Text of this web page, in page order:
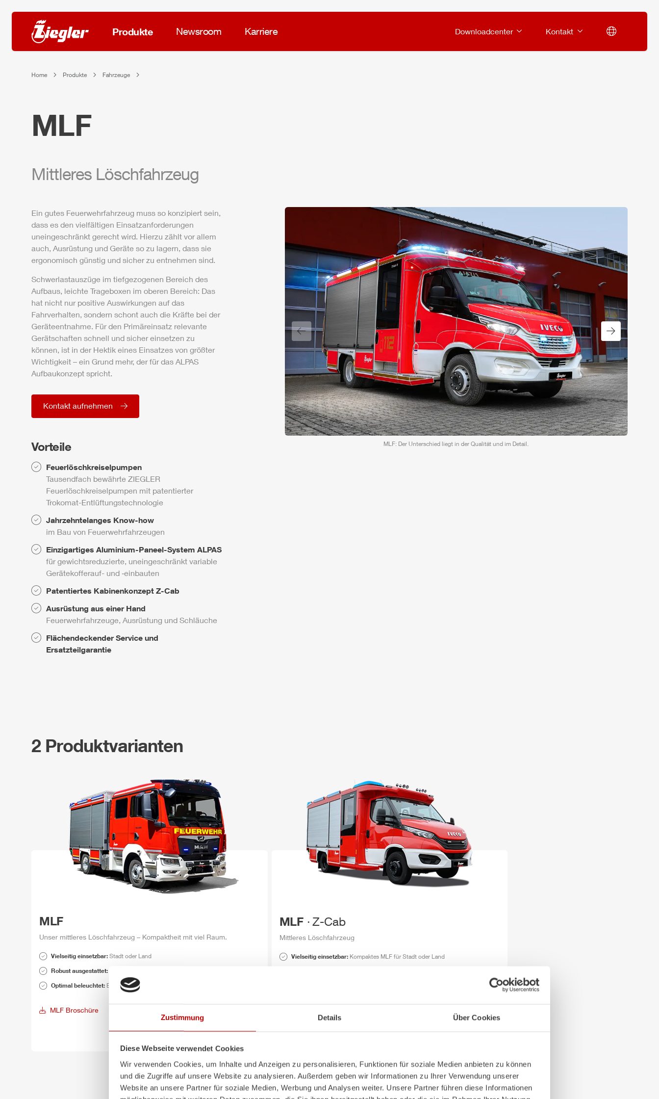
Zustimmung Details Über Cookies
Diese Webseite verwendet Cookies
Wir verwenden Cookies, um Inhalte und Anzeigen zu personalisieren, Funktionen für soziale Medien anbieten zu können
und die Zugriffe auf unsere Website zu analysieren. Außerdem geben wir Informationen zu Ihrer Verwendung unserer
Website an unsere Partner für soziale Medien, Werbung und Analysen weiter. Unsere Partner führen diese Informationen
Produkte Newsroom Karriere Downloadcenter Kontakt
Home Produkte Fahrzeuge
MLF
Mittleres Löschfahrzeug
Ein gutes Feuerwehrfahrzeug muss so konzipiert sein,
dass es den vielfältigen Einsatzanforderungen
uneingeschränkt gerecht wird. Hierzu zählt vor allem
auch, Ausrüstung und Geräte so zu lagern, dass sie
ergonomisch günstig und sicher zu entnehmen sind.
Schwerlastauszüge im tiefgezogenen Bereich des
Aufbaus, leichte Trageboxen im oberen Bereich: Das
hat nicht nur positive Auswirkungen auf das
Fahrverhalten, sondern schont auch die Kräfte bei der
Geräteentnahme. Für den Primäreinsatz relevante
Gerätschaften schnell und sicher einsetzen zu
können, ist in der Hektik eines Einsatzes von größter
Wichtigkeit – ein Grund mehr, der für das ALPAS
Aufbaukonzept spricht.
Kontakt aufnehmen
Vorteile
Feuerlöschkreiselpumpen
Tausendfach bewährte ZIEGLER
Feuerlöschkreiselpumpen mit patentierter
Trokomat-Entlüftungstechnologie
Jahrzehntelanges Know-how
im Bau von Feuerwehrfahrzeugen
Einzigartiges Aluminium-Paneel-System ALPAS
für gewichtsreduzierte, uneingeschränkt variable
Gerätekofferauf- und ‑einbauten
Patentiertes Kabinenkonzept Z-Cab
Ausrüstung aus einer Hand
Feuerwehrfahrzeuge, Ausrüstung und Schläuche
Flächendeckender Service und
Ersatzteilgarantie
Nächster
Vorheriger Slide
MLF: Der Unterschied liegt in der Qualität und im Detail.
2 Produktvarianten
MLF
Unser mittleres Löschfahrzeug – Kompaktheit mit viel Raum.
Vielseitig einsetzbar: Stadt oder Land
Robust ausgestattet:
Optimal beleuchtet: Elektrisch verstellbarer LED-Lichtmast
MLF Broschüre
MLF Z-Cab
Mittleres Löschfahrzeug
Vielseitig einsetzbar:Kompaktes MLFfür Stadt oder Land
Z-CabBroschüre